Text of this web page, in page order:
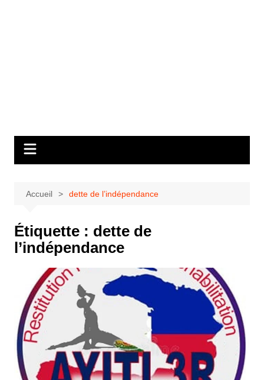
Accueil dette de l’indépendance
Étiquette : dette de
l’indépendance